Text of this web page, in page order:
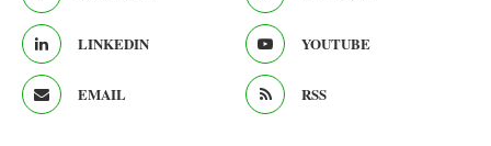
LINKEDIN YOUTUBE
EMAIL RSS